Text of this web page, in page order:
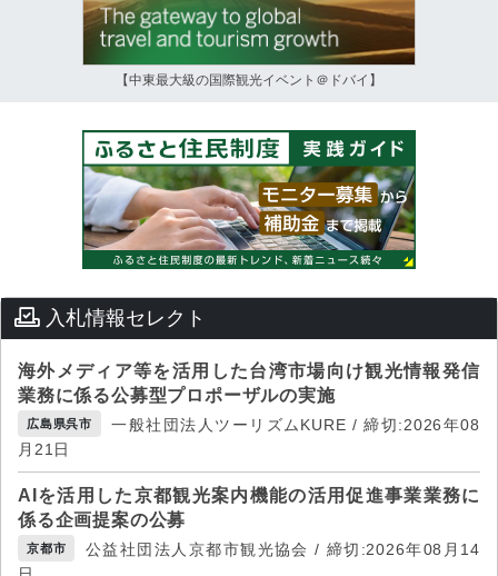
【中東最大級の国際観光イベント＠ドバイ】
入札情報セレクト
海外メディア等を活用した台湾市場向け観光情報発信
業務に係る公募型プロポーザルの実施
広島県呉市
一般社団法人ツーリズムKURE / 締切:2026年08
月21日
AIを活用した京都観光案内機能の活用促進事業業務に
係る企画提案の公募
京都市
公益社団法人京都市観光協会 / 締切:2026年08月14